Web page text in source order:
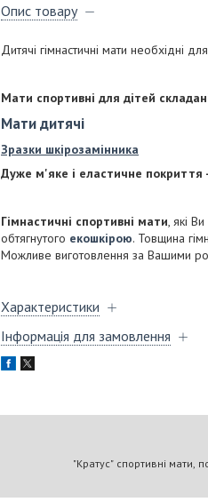
Опис товару
Дитячі гімнастичні мати необхідні
Мати спортивні для дітей
Мати дитячі
Зразки шкірозамінника
Дуже м'яке і еластичне покриття
Гімнастичні спортивні мати, які
обтягнутого екошкірою. Товщина
Можливе виготовлення за Вашими
Характеристики
Інформація для замовлення